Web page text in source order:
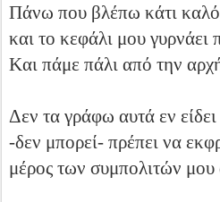
Πάνω που βλέπω κάτι
και το κεφάλι μου
Kαι πάμε πάλι από την
Δεν τα γράφω αυτά εν
-δεν μπορεί- πρέπει να
μέρος των συμπολιτών